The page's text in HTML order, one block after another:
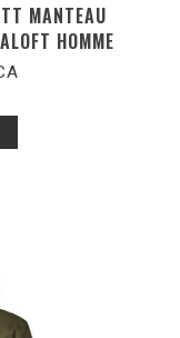
MANTEAU
HOMME